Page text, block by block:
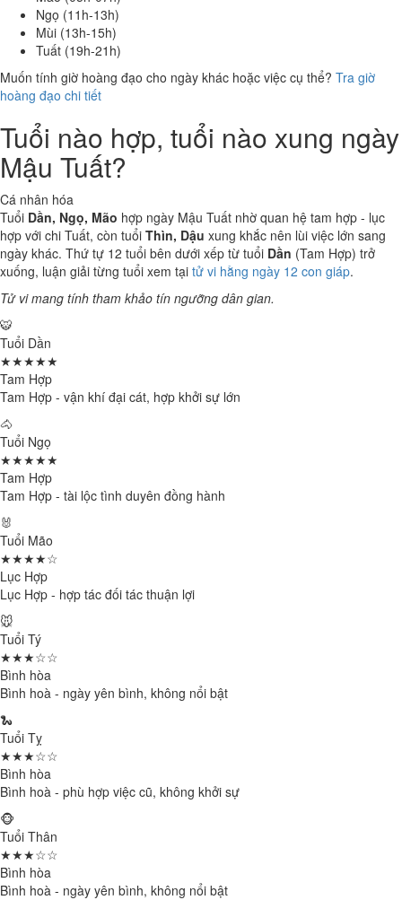
Ngọ (11h-13h)
Mùi (13h-15h)
Tuất (19h-21h)
Muốn tính giờ hoàng đạo cho ngày khác hoặc việc cụ thể? Tra giờ
hoàng đạo chi tiết
Tuổi nào hợp, tuổi nào xung ngày
Mậu Tuất?
Cá nhân hóa
Tuổi Dần, Ngọ, Mão hợp ngày Mậu Tuất nhờ quan hệ tam hợp - lục
hợp với chi Tuất, còn tuổi Thìn, Dậu xung khắc nên lùi việc lớn sang
ngày khác. Thứ tự 12 tuổi bên dưới xếp từ tuổi Dần (Tam Hợp) trở
xuống, luận giải từng tuổi xem tại tử vi hằng ngày 12 con giáp.
Tử vi mang tính tham khảo tín ngưỡng dân gian.
🐯
Tuổi Dần
★★★★★
Tam Hợp
Tam Hợp - vận khí đại cát, hợp khởi sự lớn
🐴
Tuổi Ngọ
★★★★★
Tam Hợp
Tam Hợp - tài lộc tình duyên đồng hành
🐰
Tuổi Mão
★★★★☆
Lục Hợp
Lục Hợp - hợp tác đối tác thuận lợi
🐭
Tuổi Tý
★★★☆☆
Bình hòa
Bình hoà - ngày yên bình, không nổi bật
🐍
Tuổi Tỵ
★★★☆☆
Bình hòa
Bình hoà - phù hợp việc cũ, không khởi sự
🐵
Tuổi Thân
★★★☆☆
Bình hòa
Bình hoà - ngày yên bình, không nổi bật